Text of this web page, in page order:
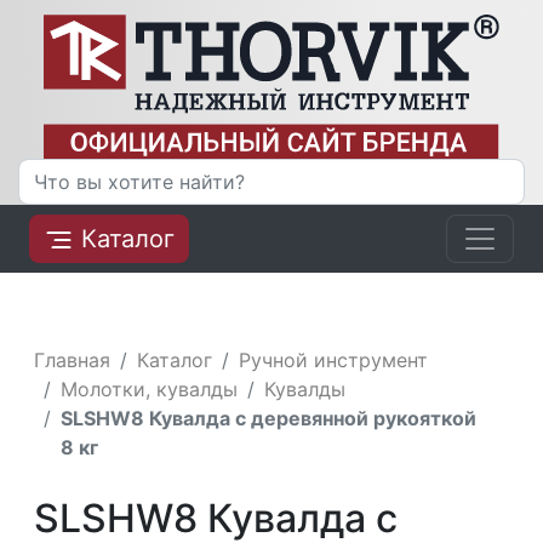
Каталог
Главная Каталог
Ручной инструмент
Молотки, кувалды
Кувалды
SLSHW8 Кувалда с деревянной рукояткой
8 кг
SLSHW8 Кувалда с